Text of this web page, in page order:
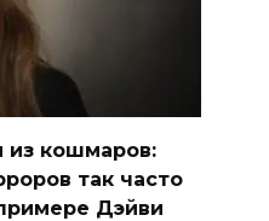
из кошмаров:
так часто
Дэйви